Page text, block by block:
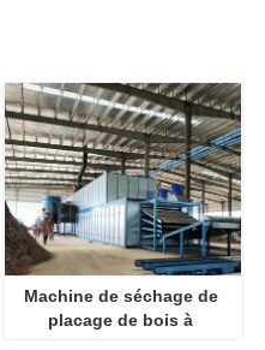
Machine de séchage de
placage de bois à